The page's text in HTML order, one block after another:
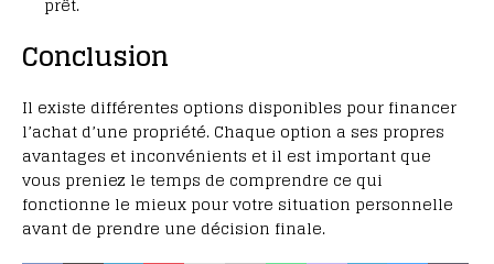
Conclusion
Il existe différentes options disponibles pour financer
l’achat d’une propriété. Chaque option a ses propres
avantages et inconvénients et il est important que
vous preniez le temps de comprendre ce qui
fonctionne le mieux pour votre situation personnelle
avant de prendre une décision finale.